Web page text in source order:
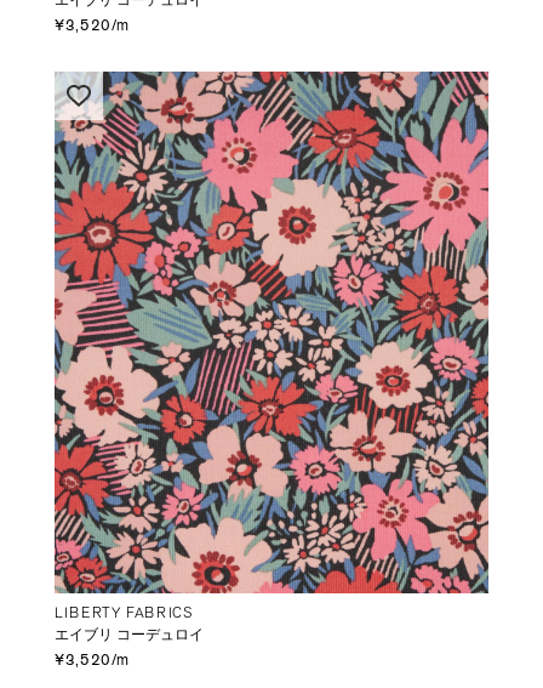
¥3,520/m
LIBERTY FABRICS
エイブリ コーデュロイ
¥3,520/m